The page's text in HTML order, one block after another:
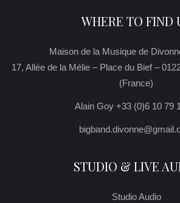
WHERE TO FIND
Maison de la Musique de
17, Allée de la Mélie – Place du Bief –
(France)
Alain Goy +33 (0)6 10 79
STUDIO & LIVE
Studio Audio